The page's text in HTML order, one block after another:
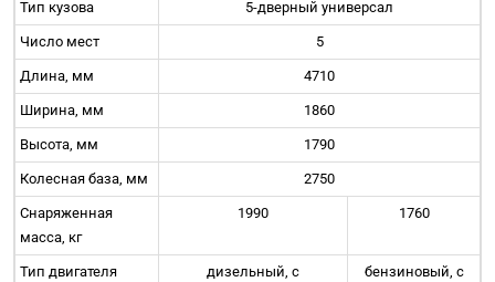
Тип кузова 5-дверный универсал
Число мест 5
Длина, мм 4710
Ширина, мм 1860
Высота, мм 1790
Колесная база, мм 2750
Снаряженная
масса, кг
1990 1760
Тип двигателя
дизельный, с
бензиновый, с